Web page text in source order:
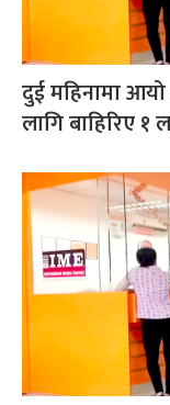
दुई महिनामा
लागि बाहिरिए १